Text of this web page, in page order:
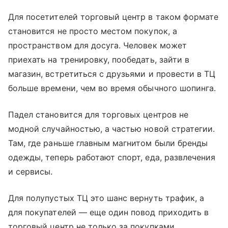
Для посетителей торговый центр в таком формате
становится не просто местом покупок, а
пространством для досуга. Человек может
приехать на тренировку, пообедать, зайти в
магазин, встретиться с друзьями и провести в ТЦ
больше времени, чем во время обычного шопинга.
Падел становится для торговых центров не
модной случайностью, а частью новой стратегии.
Там, где раньше главным магнитом были бренды
одежды, теперь работают спорт, еда, развлечения
и сервисы.
Для полупустых ТЦ это шанс вернуть трафик, а
для покупателей — еще один повод приходить в